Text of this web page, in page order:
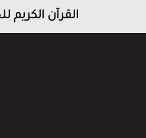
القرآن الكريم